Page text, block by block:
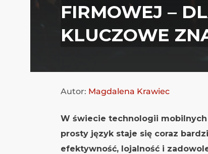
FIRMOWEJ –
KLUCZOWE
Autor: Magdalena Krawiec
W świecie technologii
prosty język staje się coraz
efektywność, lojalność i